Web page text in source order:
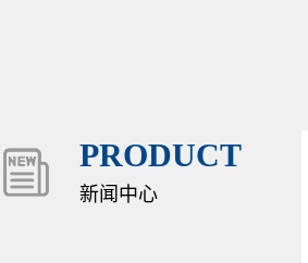
PRODUCT
新闻中心